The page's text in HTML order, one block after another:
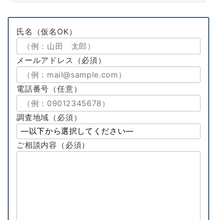
氏名 （仮名OK）
メールアドレス （必須）
電話番号 （任意）
調査地域（必須）
ご相談内容 （必須）